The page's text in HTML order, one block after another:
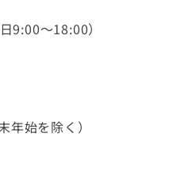
9:00～18:00）
始を除く）